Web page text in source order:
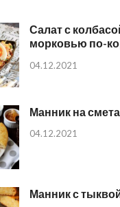
Салат с
морковью по-
04.12.2021
Манник на
04.12.2021
Манник с